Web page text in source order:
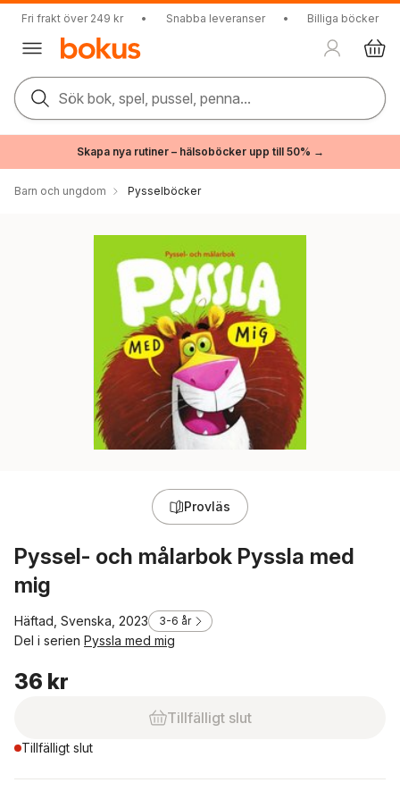
Fri frakt över 249 kr • Snabba leveranser • Billiga böcker
Sök bok, spel, pussel, penna...
Skapa nya rutiner – hälsoböcker upp till 50% →
Barn och ungdom Pysselböcker
Provläs
Pyssel- och målarbok Pyssla med
mig
Häftad, Svenska, 2023 3-6 år
Del i serien Pyssla med mig
36 kr
Tillfälligt slut
Tillfälligt slut